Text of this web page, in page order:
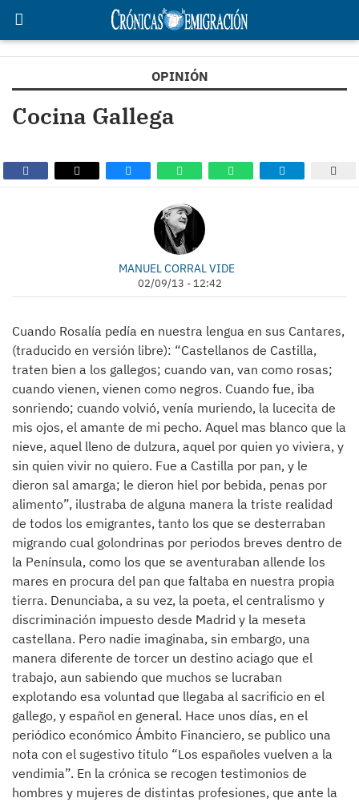
OPINIÓN
Cocina Gallega
MANUEL CORRAL VIDE
02/09/13 - 12:42
Cuando Rosalía pedía en nuestra lengua en sus Cantares,
(traducido en versión libre): “Castellanos de Castilla,
traten bien a los gallegos; cuando van, van como rosas;
cuando vienen, vienen como negros. Cuando fue, iba
sonriendo; cuando volvió, venía muriendo, la lucecita de
mis ojos, el amante de mi pecho. Aquel mas blanco que la
nieve, aquel lleno de dulzura, aquel por quien yo viviera, y
sin quien vivir no quiero. Fue a Castilla por pan, y le
dieron sal amarga; le dieron hiel por bebida, penas por
alimento”, ilustraba de alguna manera la triste realidad
de todos los emigrantes, tanto los que se desterraban
migrando cual golondrinas por periodos breves dentro de
la Península, como los que se aventuraban allende los
mares en procura del pan que faltaba en nuestra propia
tierra. Denunciaba, a su vez, la poeta, el centralismo y
discriminación impuesto desde Madrid y la meseta
castellana. Pero nadie imaginaba, sin embargo, una
manera diferente de torcer un destino aciago que el
trabajo, aun sabiendo que muchos se lucraban
explotando esa voluntad que llegaba al sacrificio en el
gallego, y español en general. Hace unos días, en el
periódico económico Ámbito Financiero, se publico una
nota con el sugestivo titulo “Los españoles vuelven a la
vendimia”. En la crónica se recogen testimonios de
hombres y mujeres de distintas profesiones, que ante la